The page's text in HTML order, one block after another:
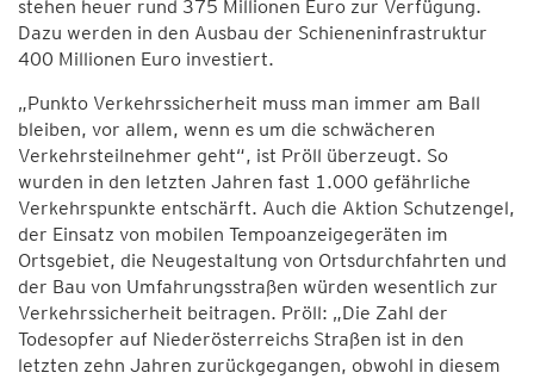
stehen heuer rund 375 Millionen Euro zur Verfügung.
Dazu werden in den Ausbau der Schieneninfrastruktur
400 Millionen Euro investiert.
„Punkto Verkehrssicherheit muss man immer am Ball
bleiben, vor allem, wenn es um die schwächeren
Verkehrsteilnehmer geht“, ist Pröll überzeugt. So
wurden in den letzten Jahren fast 1.000 gefährliche
Verkehrspunkte entschärft. Auch die Aktion Schutzengel,
der Einsatz von mobilen Tempoanzeigegeräten im
Ortsgebiet, die Neugestaltung von Ortsdurchfahrten und
der Bau von Umfahrungsstraßen würden wesentlich zur
Verkehrssicherheit beitragen. Pröll: „Die Zahl der
Todesopfer auf Niederösterreichs Straßen ist in den
letzten zehn Jahren zurückgegangen, obwohl in diesem